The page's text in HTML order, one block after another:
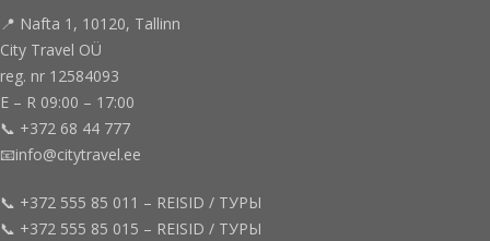
📍 Nafta 1, 10120, Tallinn
City Travel OÜ
reg. nr 12584093
E – R 09:00 – 17:00
📞 +372 68 44 777
📧info@citytravel.ee
📞 +372 555 85 011 – REISID / ТУРЫ
📞 +372 555 85 015 – REISID / ТУРЫ